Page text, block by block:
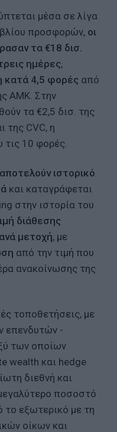
μέσα σε λίγα
προσφορών, οι
τα €18 δισ.
ημέρες,
κατά 4,5 φορές από
ΑΜΚ. Στην
τα €2,5 δισ. της
της CVC, η
10 φορές.
αποτελούν ιστορικό
και καταγράφεται
στην ιστορία του
διάθεσης
μετοχή, με
από την τιμή που
ανακοίνωσης της
τοποθετήσεις, με
επενδυτών -
των οποίων
wealth και hedge
διεθνή και
ποσοστό
εξωτερικό με τη
οίκων και